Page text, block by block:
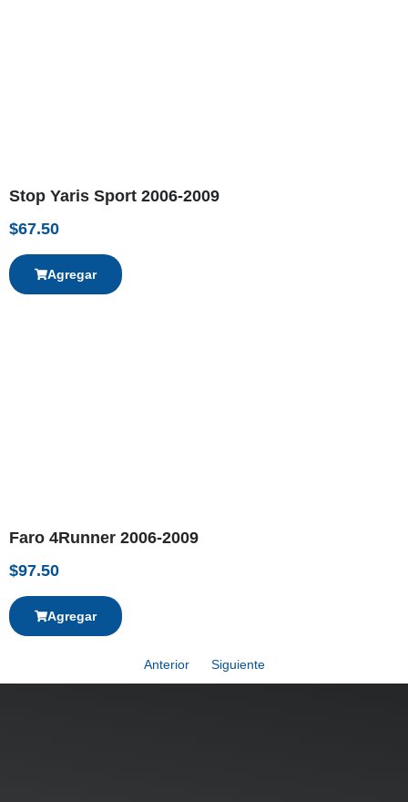
Stop Yaris Sport 2006-2009
$67.50
Agregar
Faro 4Runner 2006-2009
$97.50
Agregar
Anterior Siguiente